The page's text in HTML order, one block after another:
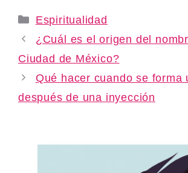
Categories
Espiritualidad
¿Cuál es el origen del
Ciudad de México?
Qué hacer cuando se forma
después de una inyección